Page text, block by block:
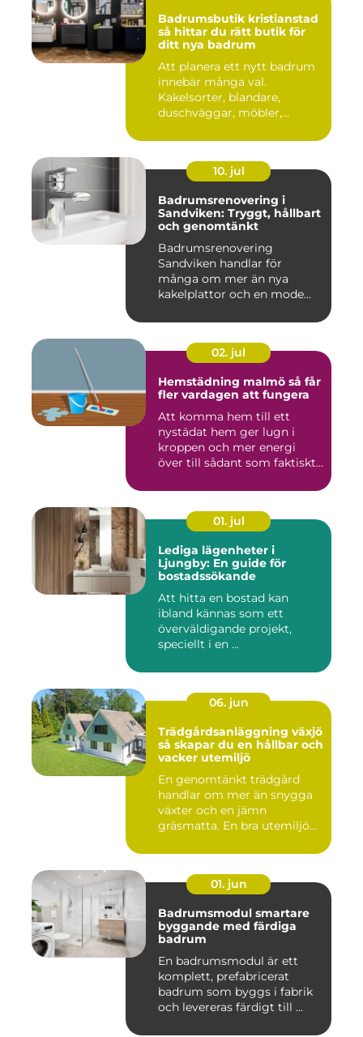
Badrumsbutik kristianstad
så hittar du rätt butik för
ditt nya badrum
Att planera ett nytt badrum
innebär många val.
Kakelsorter, blandare,
duschväggar, möbler,
10. jul
Badrumsrenovering i
Sandviken: Tryggt, hållbart
och genomtänkt
Badrumsrenovering
Sandviken handlar för
många om mer än nya
kakelplattor och en mode...
02. jul
Hemstädning malmö så får
fler vardagen att fungera
Att komma hem till ett
nystädat hem ger lugn i
kroppen och mer energi
över till sådant som faktiskt
01. jul
Lediga lägenheter i
Ljungby: En guide för
bostadssökande
Att hitta en bostad kan
ibland kännas som ett
överväldigande projekt,
speciellt i en ...
06. jun
Trädgårdsanläggning växjö
så skapar du en hållbar och
vacker utemiljö
En genomtänkt trädgård
handlar om mer än snygga
växter och en jämn
gräsmatta. En bra utemiljö
01. jun
Badrumsmodul smartare
byggande med färdiga
badrum
En badrumsmodul är ett
komplett, prefabricerat
badrum som byggs i fabrik
och levereras färdigt till ...